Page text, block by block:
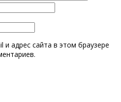
адрес сайта в этом браузере